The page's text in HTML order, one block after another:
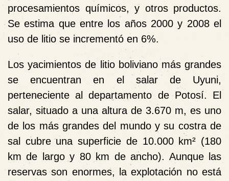
procesamientos químicos, y otros productos.
Se estima que entre los años 2000 y 2008 el
uso de litio se incrementó en 6%.
Los yacimientos de litio boliviano más grandes
se encuentran en el salar de Uyuni,
perteneciente al departamento de Potosí. El
salar, situado a una altura de 3.670 m, es uno
de los más grandes del mundo y su costra de
sal cubre una superficie de 10.000 km² (180
km de largo y 80 km de ancho). Aunque las
reservas son enormes, la explotación no está